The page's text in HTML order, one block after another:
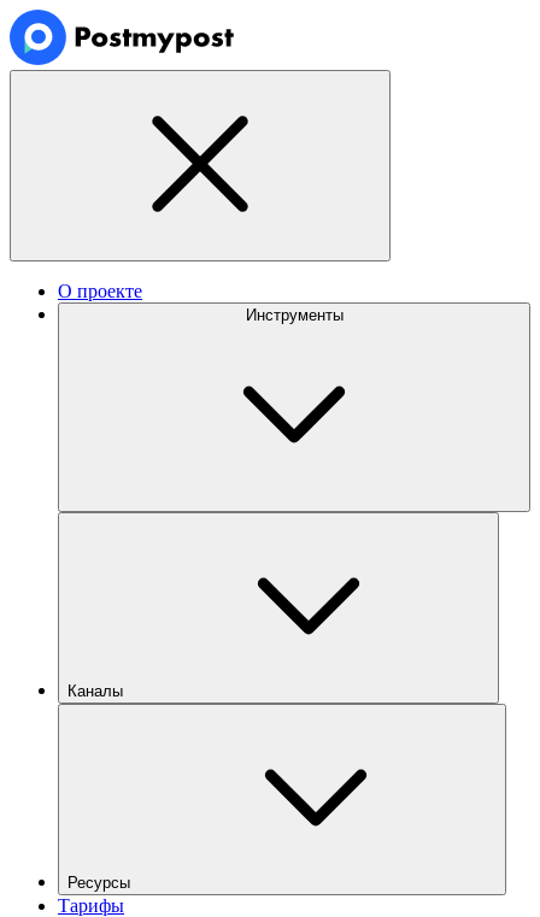
О проекте
Инструменты
Каналы
Ресурсы
Тарифы